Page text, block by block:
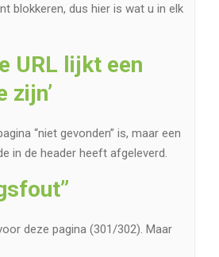
blokkeren, dus hier is wat u in elk
URL lijkt een
zijn’
“niet gevonden” is, maar een
in de header heeft afgeleverd.
deze pagina (301/302). Maar